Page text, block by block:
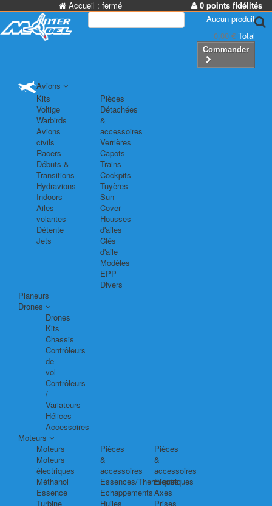
Accueil : fermé
0 points fidélités
Aucun produit
0,00 € Total
Commander
Avions
Kits
Voltige
Warbirds
Avions
civils
Racers
Débuts &
Transitions
Hydravions
Indoors
Ailes
volantes
Détente
Jets
Pièces
Détachées
&
accessoires
Verrières
Capots
Trains
Cockpits
Tuyères
Sun
Cover
Housses
d'ailes
Clés
d'aile
Modèles
EPP
Divers
Planeurs
Drones
Drones
Kits
Chassis
Contrôleurs
de
vol
Contrôleurs
/
Variateurs
Hélices
Accessoires
Moteurs
Moteurs
Moteurs
électriques
Méthanol
Essence
Turbine
Pièces
&
accessoires
Essences/Thermiques
Echappements
Huiles
Pièces
&
accessoires
Electriques
Axes
Prises